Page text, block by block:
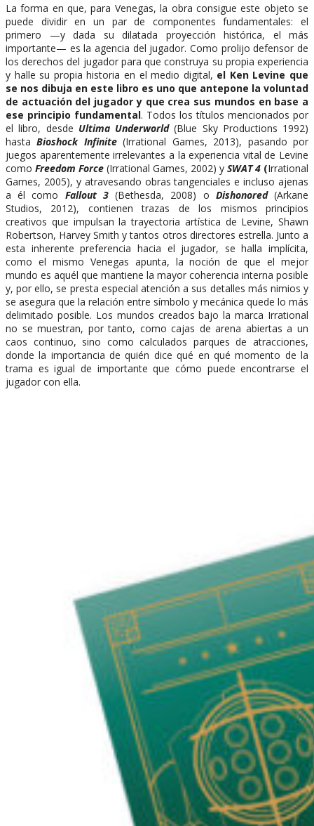
La forma en que, para Venegas, la obra consigue este objeto se
puede dividir en un par de componentes fundamentales: el
primero —y dada su dilatada proyección histórica, el más
importante— es la agencia del jugador. Como prolijo defensor de
los derechos del jugador para que construya su propia experiencia
y halle su propia historia en el medio digital, el Ken Levine que
se nos dibuja en este libro es uno que antepone la voluntad
de actuación del jugador y que crea sus mundos en base a
ese principio fundamental. Todos los títulos mencionados por
el libro, desde Ultima Underworld(Blue Sky Productions 1992)
hastaBioshock Infinite(Irrational Games, 2013), pasando por
juegos aparentemente irrelevantes a la experiencia vital de Levine
como Freedom Force (Irrational Games, 2002) y SWAT 4 (Irrational
Games, 2005), y atravesando obras tangenciales e incluso ajenas
a él como Fallout 3(Bethesda, 2008) o Dishonored(Arkane
Studios, 2012), contienen trazas de los mismos principios
creativos que impulsan la trayectoria artística de Levine, Shawn
Robertson, Harvey Smith y tantos otros directores estrella. Junto a
esta inherente preferencia hacia el jugador, se halla implícita,
como el mismo Venegas apunta, la noción de que el mejor
mundo es aquél que mantiene la mayor coherencia interna posible
y, por ello, se presta especial atención a sus detalles más nimios y
se asegura que la relación entre símbolo y mecánica quede lo más
delimitado posible. Los mundos creados bajo la marca Irrational
no se muestran, por tanto, como cajas de arena abiertas a un
caos continuo, sino como calculados parques de atracciones,
donde la importancia de quién dice qué en qué momento de la
trama es igual de importante que cómo puede encontrarse el
jugador con ella.